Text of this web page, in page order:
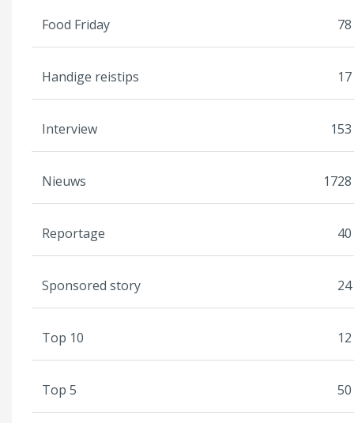
Food Friday 78
Handige reistips 17
Interview 153
Nieuws 1728
Reportage 40
Sponsored story 24
Top 10 12
Top 5 50